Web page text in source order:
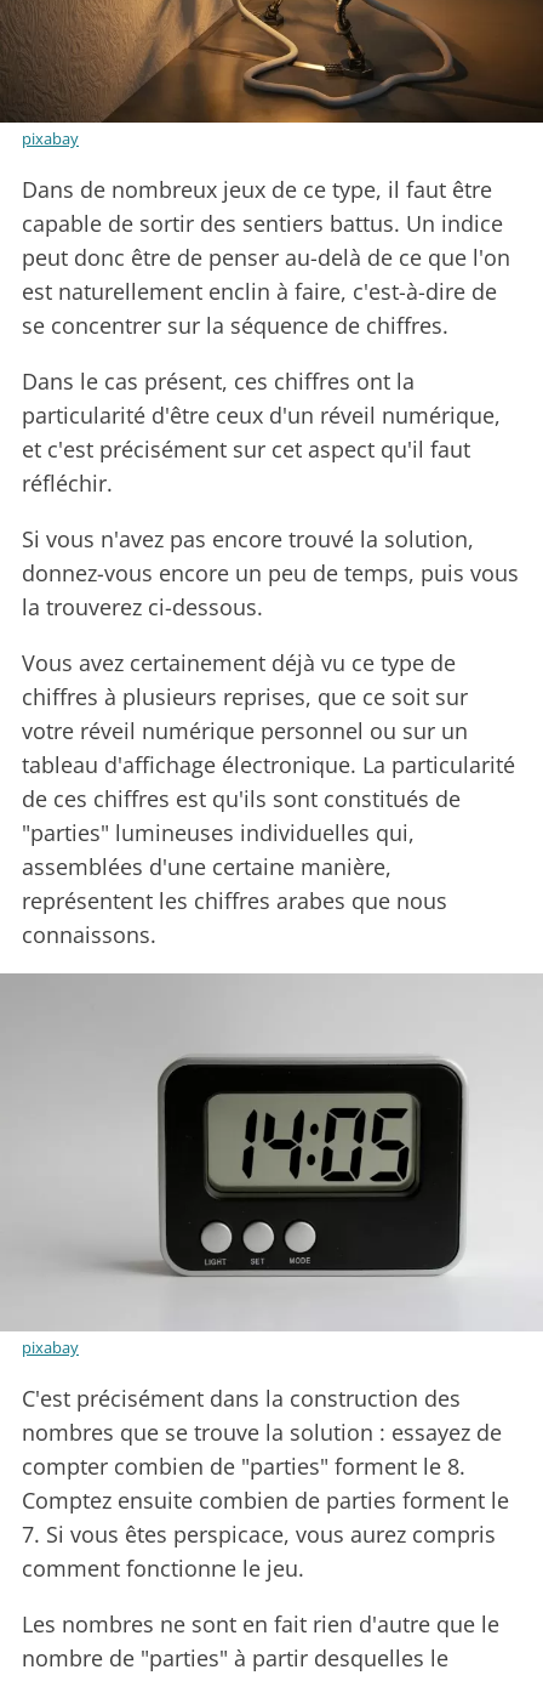
pixabay
Dans de nombreux jeux de ce type, il faut être
capable de sortir des sentiers battus. Un indice
peut donc être de penser au-delà de ce que l'on
est naturellement enclin à faire, c'est-à-dire de
se concentrer sur la séquence de chiffres.
Dans le cas présent, ces chiffres ont la
particularité d'être ceux d'un réveil numérique,
et c'est précisément sur cet aspect qu'il faut
réfléchir.
Si vous n'avez pas encore trouvé la solution,
donnez-vous encore un peu de temps, puis vous
la trouverez ci-dessous.
Vous avez certainement déjà vu ce type de
chiffres à plusieurs reprises, que ce soit sur
votre réveil numérique personnel ou sur un
tableau d'affichage électronique. La particularité
de ces chiffres est qu'ils sont constitués de
"parties" lumineuses individuelles qui,
assemblées d'une certaine manière,
représentent les chiffres arabes que nous
connaissons.
pixabay
C'est précisément dans la construction des
nombres que se trouve la solution : essayez de
compter combien de "parties" forment le 8.
Comptez ensuite combien de parties forment le
7. Si vous êtes perspicace, vous aurez compris
comment fonctionne le jeu.
Les nombres ne sont en fait rien d'autre que le
nombre de "parties" à partir desquelles le